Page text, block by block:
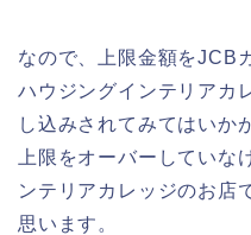
なので、上限金額をJCB
ハウジングインテリアカ
し込みされてみてはいか
上限をオーバーしていな
ンテリアカレッジのお店
思います。